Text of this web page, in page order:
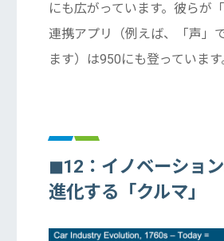
にも広がっています。彼らが
連携アプリ（例えば、「声」
ます）は950にも登っています
◼︎12：イノベーショ
進化する「クルマ」